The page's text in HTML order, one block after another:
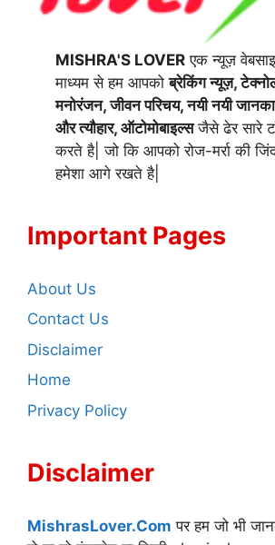
MISHRA'S LOVER एक न्यूज़
माध्यम से हम आपकोब्रेकिंग न्यूज़,
मनोरंजन, जीवन परिचय, नयी नयी
और त्यौहार, ऑटोमोबाइल्सजैसे ढेर सारे
करते है| जो कि आपको रोज-मर्रा की
हमेशा आगे रखते है|
Important Pages
About Us
Contact Us
Disclaimer
Home
Privacy Policy
Disclaimer
MishrasLover.Com पर हम जो भी